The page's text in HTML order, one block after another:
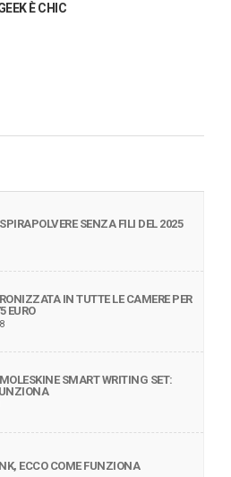
È CHIC
SENZA FILI DEL 2025
IN TUTTE LE CAMERE PER
EURO
SMART WRITING SET:
ECCO COME FUNZIONA